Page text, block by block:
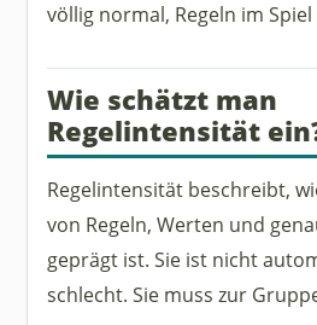
völlig normal, Regeln im
Wie schätzt man
Regelintensität
Regelintensität beschreibt,
von Regeln, Werten und
geprägt ist. Sie ist nicht
schlecht. Sie muss zur